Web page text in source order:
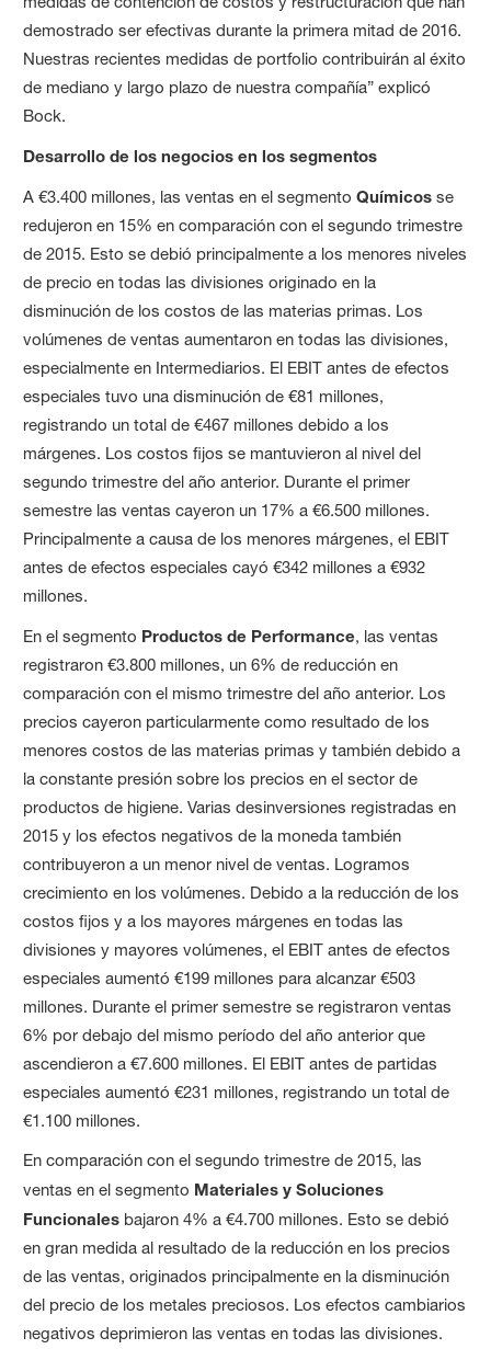
demostrado ser efectivas durante la primera mitad de 2016.
Nuestras recientes medidas de portfolio contribuirán al éxito
de mediano y largo plazo de nuestra compañía” explicó
Bock.
Desarrollo de los negocios en los segmentos
A €3.400 millones, las ventas en el segmentoQuímicos se
redujeron en 15% en comparación con el segundo trimestre
de 2015. Esto se debió principalmente a los menores niveles
de precio en todas las divisiones originado en la
disminución de los costos de las materias primas. Los
volúmenes de ventas aumentaron en todas las divisiones,
especialmente en Intermediarios. El EBIT antes de efectos
especiales tuvo una disminución de €81 millones,
registrando un total de €467 millones debido a los
márgenes. Los costos fijos se mantuvieron al nivel del
segundo trimestre del año anterior. Durante el primer
semestre las ventas cayeron un 17% a €6.500 millones.
Principalmente a causa de los menores márgenes, el EBIT
antes de efectos especiales cayó €342 millones a €932
millones.
En el segmento Productos de Performance, las ventas
registraron €3.800 millones, un 6% de reducción en
comparación con el mismo trimestre del año anterior. Los
precios cayeron particularmente como resultado de los
menores costos de las materias primas y también debido a
la constante presión sobre los precios en el sector de
productos de higiene. Varias desinversiones registradas en
2015 y los efectos negativos de la moneda también
contribuyeron a un menor nivel de ventas. Logramos
crecimiento en los volúmenes. Debido a la reducción de los
costos fijos y a los mayores márgenes en todas las
divisiones y mayores volúmenes, el EBIT antes de efectos
especiales aumentó €199 millones para alcanzar €503
millones. Durante el primer semestre se registraron ventas
6% por debajo del mismo período del año anterior que
ascendieron a €7.600 millones. El EBIT antes de partidas
especiales aumentó €231 millones, registrando un total de
€1.100 millones.
En comparación con el segundo trimestre de 2015, las
ventas en el segmento Materiales y Soluciones
Funcionales bajaron 4% a €4.700 millones. Esto se debió
en gran medida al resultado de la reducción en los precios
de las ventas, originados principalmente en la disminución
del precio de los metales preciosos. Los efectos cambiarios
negativos deprimieron las ventas en todas las divisiones.